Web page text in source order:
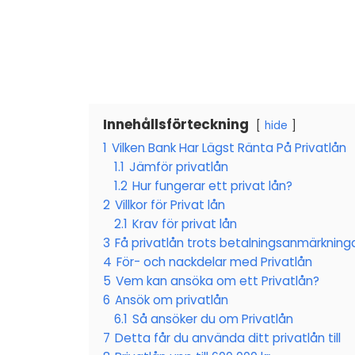
Innehållsförteckning hide
1 Vilken Bank Har Lägst Ränta På Privatlån
1.1 Jämför privatlån
1.2 Hur fungerar ett privat lån?
2 Villkor för Privat lån
2.1 Krav för privat lån
3 Få privatlån trots
4 För- och nackdelar med Privatlån
5 Vem kan ansöka om ett Privatlån?
6 Ansök om privatlån
6.1 Så ansöker du om Privatlån
7 Detta får du använda ditt privatlån till